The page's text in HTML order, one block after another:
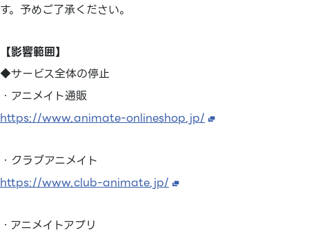
す。予めご了承ください。
【影響範囲】
◆サービス全体の停止
・アニメイト通販
https://www.animate-onlineshop.jp/
・クラブアニメイト
https://www.club-animate.jp/
・アニメイトアプリ